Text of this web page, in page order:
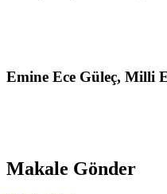
Emine Ece Güleç, Milli
Makale Gönder